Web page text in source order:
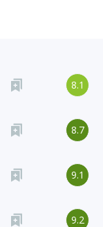
8.1
8.7
9.1
9.2